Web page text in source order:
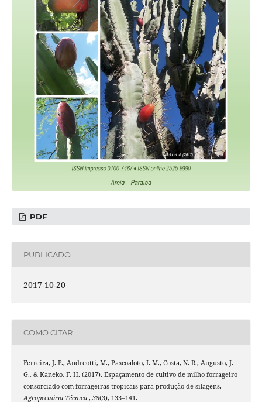
PDF
PUBLICADO
2017-10-20
COMO CITAR
Ferreira, J. P., Andreotti, M., Pascoaloto, I. M., Costa, N. R., Augusto, J.
G., & Kaneko, F. H. (2017). Espaçamento de cultivo de milho forrageiro
consorciado com forrageiras tropicais para produção de silagens.
Agropecuária Técnica , 38(3), 133–141.